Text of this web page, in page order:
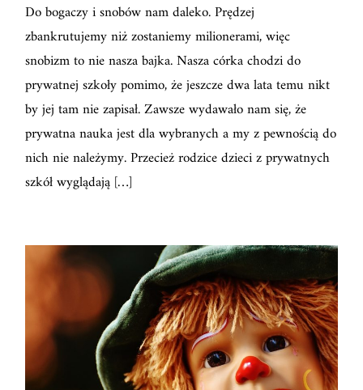
Do bogaczy i snobów nam daleko. Prędzej
zbankrutujemy niż zostaniemy milionerami, więc
snobizm to nie nasza bajka. Nasza córka chodzi do
prywatnej szkoły pomimo, że jeszcze dwa lata temu nikt
by jej tam nie zapisał. Zawsze wydawało nam się, że
prywatna nauka jest dla wybranych a my z pewnością do
nich nie należymy. Przecież rodzice dzieci z prywatnych
szkół wyglądają […]